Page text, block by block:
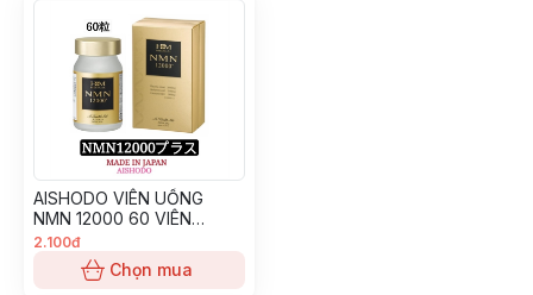
AISHODO VIÊN UỐNG
NMN 12000 60 VIÊN
3000mg
2.100đ
Chọn mua